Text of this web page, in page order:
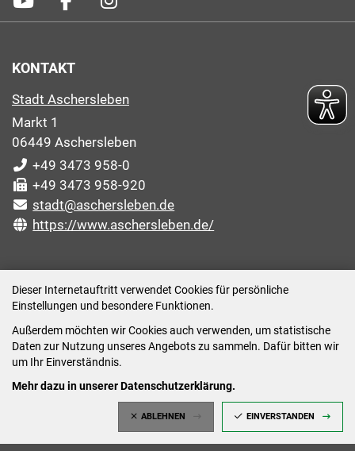
Dieser Internetauftritt verwendet Cookies für persönliche
Einstellungen und besondere Funktionen.
Außerdem möchten wir Cookies auch verwenden, um statistische
Daten zur Nutzung unseres Angebots zu sammeln. Dafür bitten wir
um Ihr Einverständnis.
Mehr dazu in unserer Datenschutzerklärung.
ABLEHNEN EINVERSTANDEN
KONTAKT
Stadt Aschersleben
Markt 1
06449 Aschersleben
+49 3473 958-0
+49 3473 958-920
stadt@aschersleben.de
https://www.aschersleben.de/
Montag: 09:00-12:00 /14:00-15:00 Uhr
Dienstag: 09:00-12:00 /14:00-16:00 Uhr
Mittwoch: 09:00 - 12:00 Uhr (nach vorheriger
Donnerstag: 09:00-12:00 /14:00-18:00 Uhr
Freitag: 09:00-12:00 Uhr